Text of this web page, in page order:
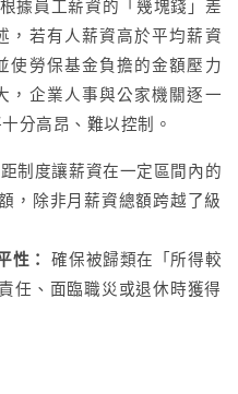
據員工薪資的「幾塊錢」差
，若有人薪資高於平均薪資
使勞保基金負擔的金額壓力
，企業人事與公家機關逐一
分高昂、難以控制。
制度讓薪資在一定區間內的
，除非月薪資總額跨越了級
性：確保被歸類在「所得較
任、面臨職災或退休時獲得